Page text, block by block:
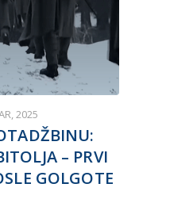
2025
– PRVI
GOLGOTE